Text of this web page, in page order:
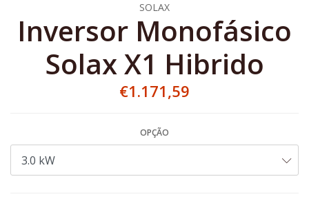
SOLAX
Inversor Monofásico
Solax X1 Hibrido
€1.171,59
OPÇÃO